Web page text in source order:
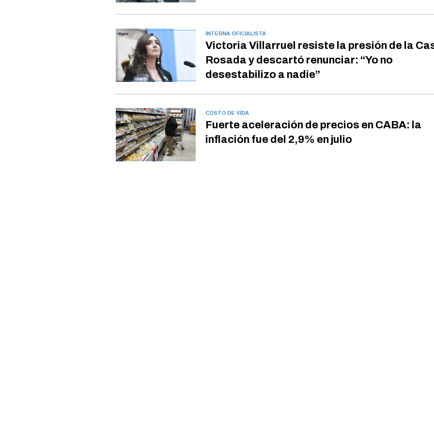
INTERNA OFICIALISTA
Victoria Villarruel resiste la presión de la
Rosada y descartó renunciar: “Yo no
desestabilizo a nadie”
COSTO DE VIDA
Fuerte aceleración de precios en CABA: la
inflación fue del 2,9% en julio